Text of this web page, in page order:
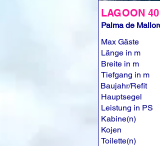
LAGOON
Palma de
Max Gäste
Länge in m
Breite in m
Tiefgang in m
Baujahr/Refit
Hauptsegel
Leistung in PS
Kabine(n)
Kojen
Toilette(n)